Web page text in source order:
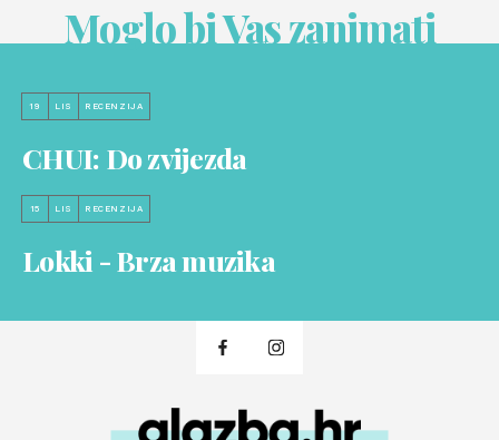
Moglo bi Vas zanimati
19 LIS RECENZIJA
CHUI: Do zvijezda
15 LIS RECENZIJA
Lokki - Brza muzika